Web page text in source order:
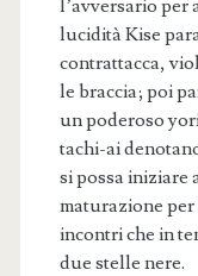
l’avversario per
lucidità Kise
contrattacca,
le braccia; poi
un poderoso
tachi-ai
si possa iniziare
maturazione per
incontri che in
due stelle nere.